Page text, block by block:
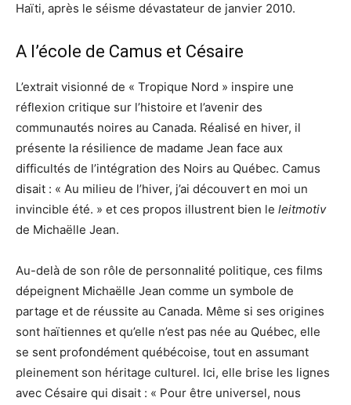
Haïti, après le séisme dévastateur de janvier 2010.
A l’école de Camus et Césaire
L’extrait visionné de « Tropique Nord » inspire une
réflexion critique sur l’histoire et l’avenir des
communautés noires au Canada. Réalisé en hiver, il
présente la résilience de madame Jean face aux
difficultés de l’intégration des Noirs au Québec. Camus
disait : « Au milieu de l’hiver, j’ai découvert en moi un
invincible été. » et ces propos illustrent bien le leitmotiv
de Michaëlle Jean.
Au-delà de son rôle de personnalité politique, ces films
dépeignent Michaëlle Jean comme un symbole de
partage et de réussite au Canada. Même si ses origines
sont haïtiennes et qu’elle n’est pas née au Québec, elle
se sent profondément québécoise, tout en assumant
pleinement son héritage culturel. Ici, elle brise les lignes
avec Césaire qui disait : « Pour être universel, nous